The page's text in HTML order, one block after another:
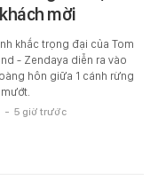
mời
khắc trọng đại của Tom
- Zendaya diễn ra vào
hôn giữa 1 cánh rừng
- 5 giờ trước